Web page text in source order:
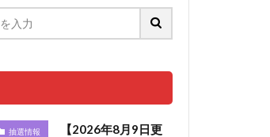
抽選情報
【2026年8月9日更